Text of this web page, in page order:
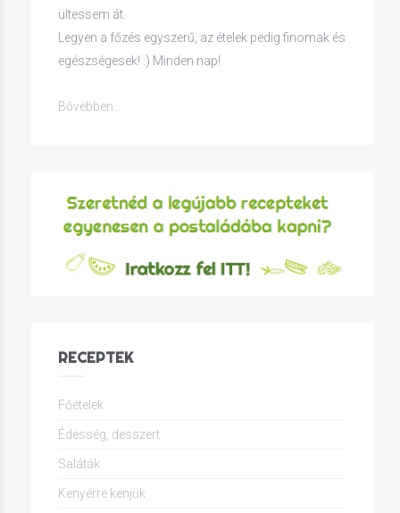
ültessem át.
Legyen a főzés egyszerű, az ételek pedig finomak és
egészségesek! :) Minden nap!
Bővebben...
RECEPTEK
Főételek
Édesség, desszert
Saláták
Kenyérre kenjük